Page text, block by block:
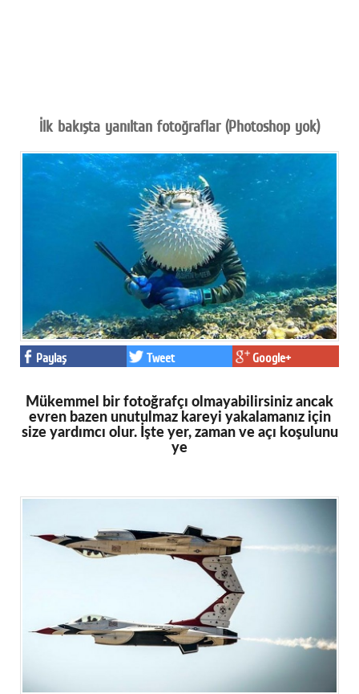
İlk bakışta yanıltan fotoğraflar (Photoshop yok)
Paylaş Tweet Google+
Mükemmel bir fotoğrafçı olmayabilirsiniz ancak
evren bazen unutulmaz kareyi yakalamanız için
size yardımcı olur. İşte yer, zaman ve açı koşulunu
ye